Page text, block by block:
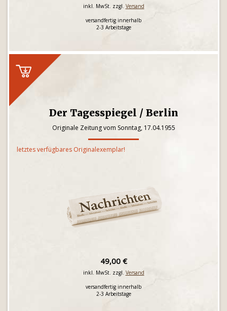
inkl. MwSt. zzgl. Versand
versandfertig innerhalb
2-3 Arbeitstage
Der Tagesspiegel / Berlin
Originale Zeitung vom Sonntag, 17.04.1955
letztes verfügbares Originalexemplar!
49,00 €
inkl. MwSt. zzgl. Versand
versandfertig innerhalb
2-3 Arbeitstage